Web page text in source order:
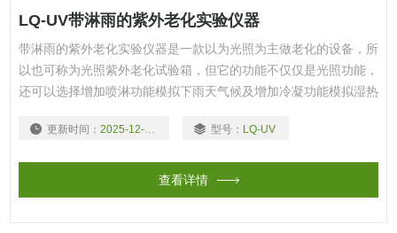
LQ-UV带淋雨的紫外老化实验仪器
带淋雨的紫外老化实验仪器是一款以为光照为主做老化的设备，所
以也可称为光照紫外老化试验箱，但它的功能不仅仅是光照功能，
还可以选择增加喷淋功能模拟下雨天气候及增加冷凝功能模拟湿热
下午有时候潮湿，所以它也是一款可以模拟全面性气候做老化的试
更新时间： 2025-12-30 型号： LQ-UV
查看详情